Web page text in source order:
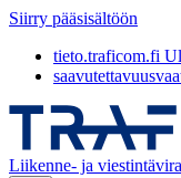
Siirry pääsisältöön
tieto.traficom.fi
Liikenne- ja